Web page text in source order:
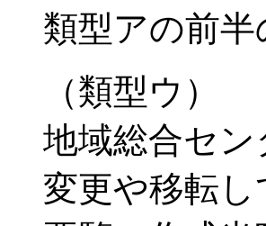
類型アの前
（類型ウ）
地域総合セ
変更や移転